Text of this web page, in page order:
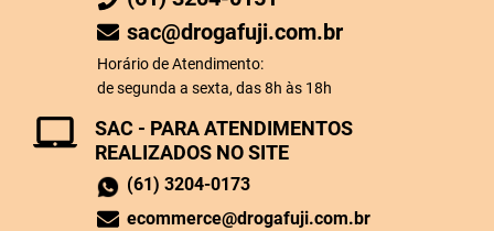
SAC - PARA ATENDIMENTOS
REALIZADOS NO SITE
(61) 3204-0173
ecommerce@drogafuji.com.br
sac@drogafuji.com.br
Horário de Atendimento:
de segunda a sexta, das 8h às 18h